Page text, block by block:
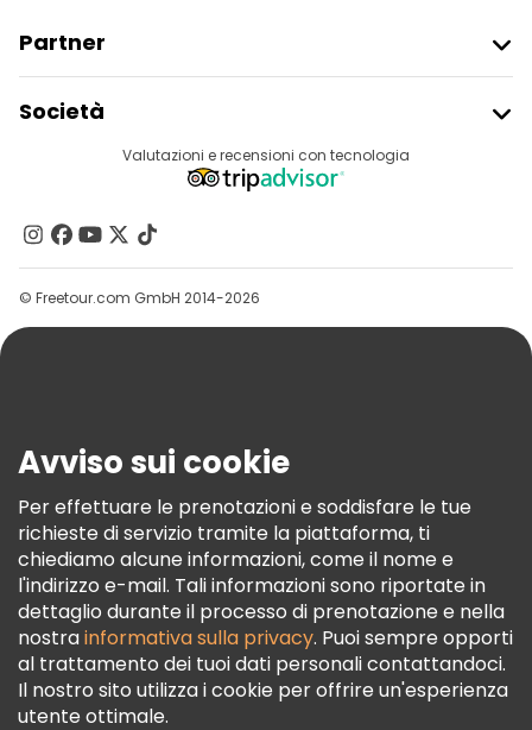
Partner
Accesso Del Fornitore
Programma Di Affiliazione
Società
Destinazioni
Contattaci
Gruppi
Aiuto
Termini E Condizioni
Informativa Sui Cookie
Freetour Premi
Programma Di Fidelizzazione
Valutazioni e recensioni con tecnologia
© Freetour.com GmbH 2014-2026
Avviso sui cookie
Per effettuare le prenotazioni e soddisfare le tue
richieste di servizio tramite la piattaforma, ti
chiediamo alcune informazioni, come il nome e
l'indirizzo e-mail. Tali informazioni sono riportate in
dettaglio durante il processo di prenotazione e nella
nostrainformativa sulla privacy. Puoi sempre opporti
al trattamento dei tuoi dati personali contattandoci.
Il nostro sito utilizza i cookie per offrire un'esperienza
utente ottimale.